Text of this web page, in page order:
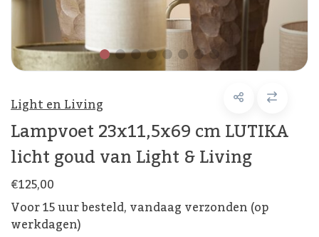
Light en Living
Lampvoet 23x11,5x69 cm LUTIKA
licht goud van Light & Living
€125,00
Voor 15 uur besteld, vandaag verzonden (op
werkdagen)